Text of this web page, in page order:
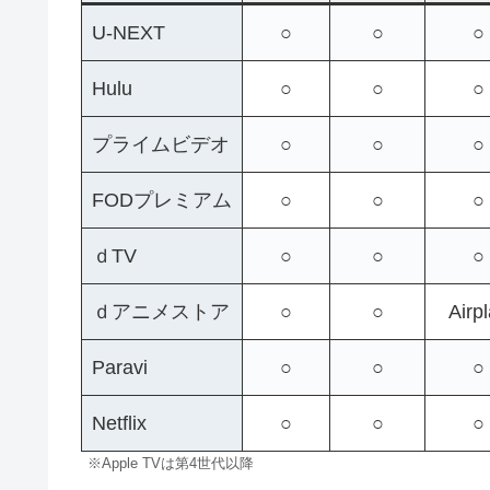
U-NEXT ○ ○ ○
Hulu ○ ○ ○
プライムビデオ ○ ○ ○
FODプレミアム ○ ○ ○
ｄTV ○ ○ ○
ｄアニメストア ○ ○
Paravi ○ ○ ○
Netflix ○ ○ ○
※Apple TVは第4世代以降